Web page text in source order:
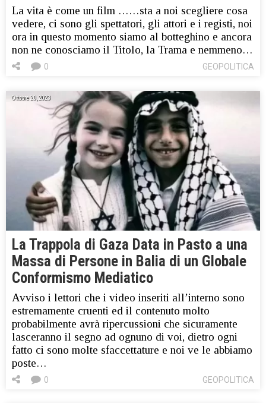
La vita è come un film ……sta a noi scegliere cosa
vedere, ci sono gli spettatori, gli attori e i registi, noi
ora in questo momento siamo al botteghino e ancora
non ne conosciamo il Titolo, la Trama e nemmeno…
GEOPOLITICA
0
Ottobre 20, 2023
La Trappola di Gaza Data in Pasto a una
Massa di Persone in Balia di un Globale
Conformismo Mediatico
Avviso i lettori che i video inseriti all’interno sono
estremamente cruenti ed il contenuto molto
probabilmente avrà ripercussioni che sicuramente
lasceranno il segno ad ognuno di voi, dietro ogni
fatto ci sono molte sfaccettature e noi ve le abbiamo
poste…
GEOPOLITICA
0